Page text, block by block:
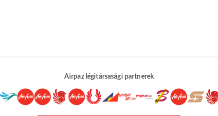
Airpaz légitársasági partnerek